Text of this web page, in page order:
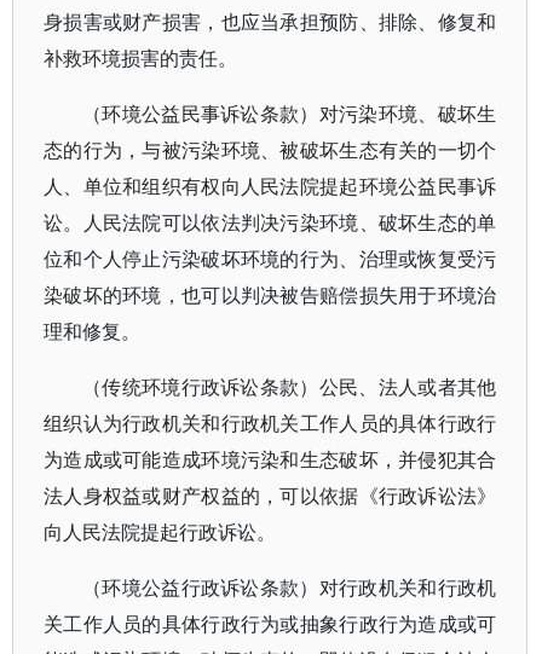
身损害或财产损害，也应当承担预防、排除、修复和
补救环境损害的责任。
（环境公益民事诉讼条款）对污染环境、破坏生
态的行为，与被污染环境、被破坏生态有关的一切个
人、单位和组织有权向人民法院提起环境公益民事诉
讼。人民法院可以依法判决污染环境、破坏生态的单
位和个人停止污染破坏环境的行为、治理或恢复受污
染破坏的环境，也可以判决被告赔偿损失用于环境治
理和修复。
（传统环境行政诉讼条款）公民、法人或者其他
组织认为行政机关和行政机关工作人员的具体行政行
为造成或可能造成环境污染和生态破坏，并侵犯其合
法人身权益或财产权益的，可以依据《行政诉讼法》
向人民法院提起行政诉讼。
（环境公益行政诉讼条款）对行政机关和行政机
关工作人员的具体行政行为或抽象行政行为造成或可